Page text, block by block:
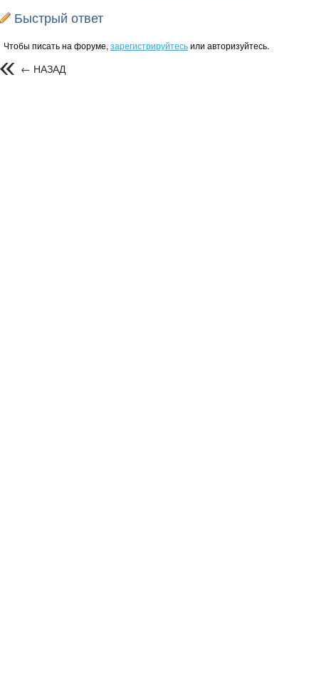
Быстрый ответ
Чтобы писать на форуме, зарегистрируйтесьили авторизуйтесь.
← НАЗАД